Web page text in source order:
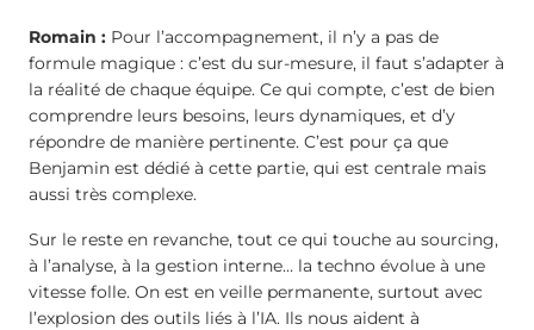
Romain : Pour l’accompagnement, il n’y a pas de
formule magique : c’est du sur-mesure, il faut s’adapter à
la réalité de chaque équipe. Ce qui compte, c’est de bien
comprendre leurs besoins, leurs dynamiques, et d’y
répondre de manière pertinente. C’est pour ça que
Benjamin est dédié à cette partie, qui est centrale mais
aussi très complexe.
Sur le reste en revanche, tout ce qui touche au sourcing,
à l’analyse, à la gestion interne… la techno évolue à une
vitesse folle. On est en veille permanente, surtout avec
l’explosion des outils liés à l’IA. Ils nous aident à